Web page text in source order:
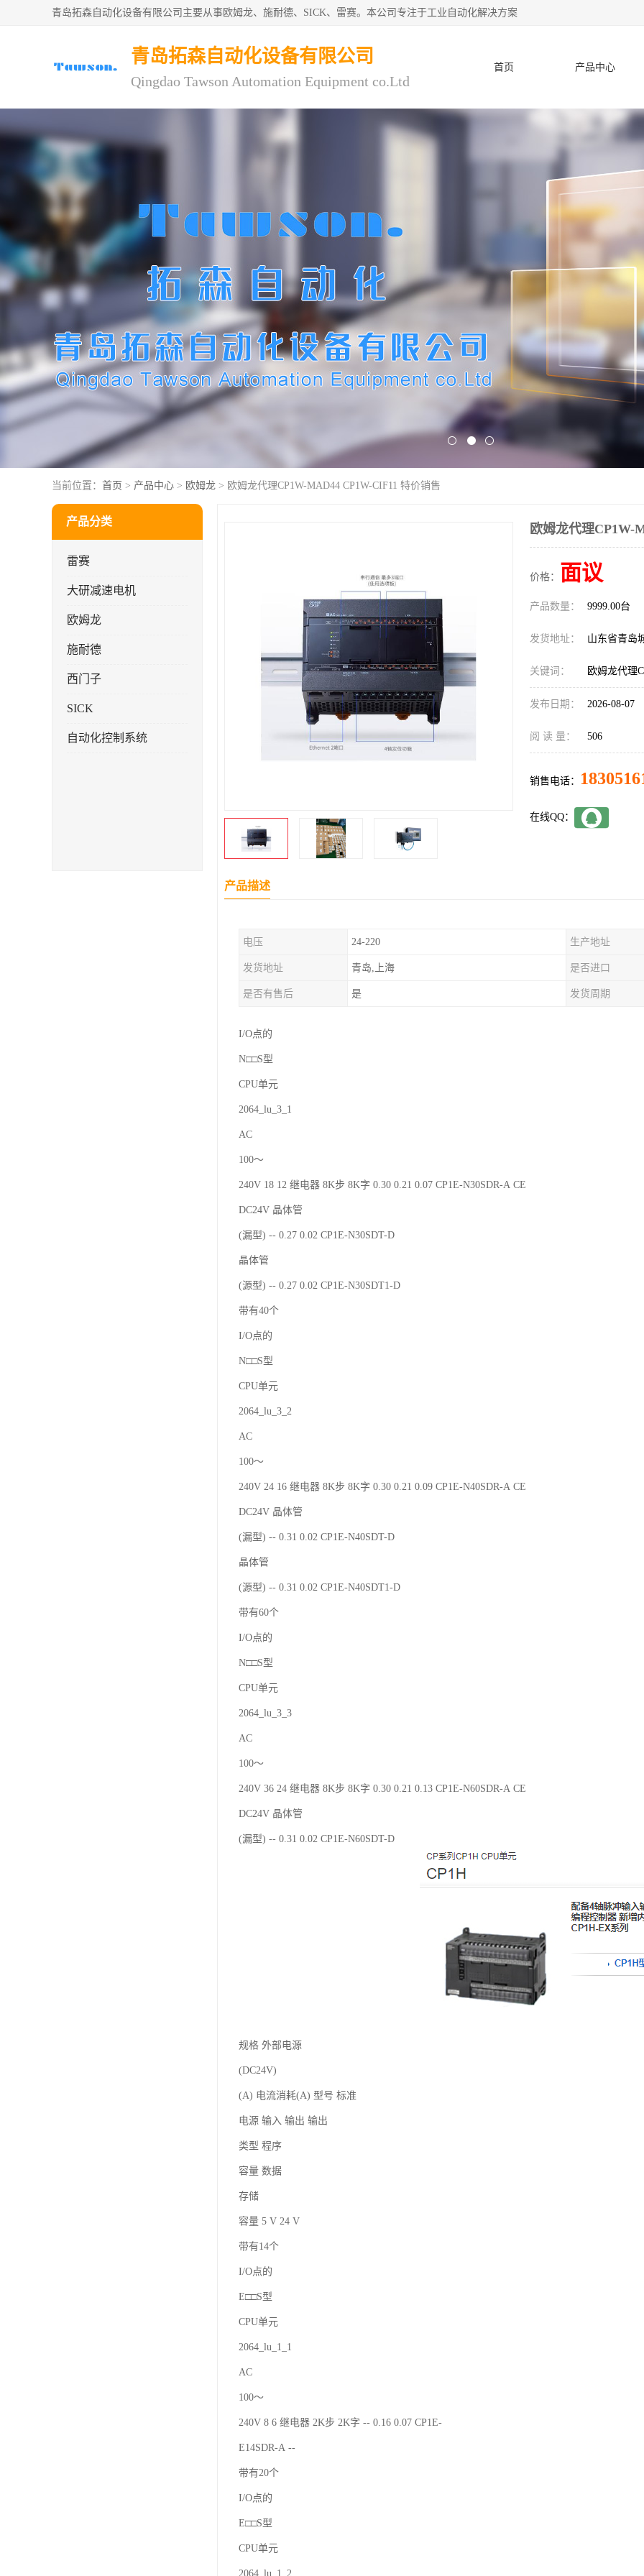
青岛拓森自动化设备有限公司主要从事欧姆龙、施耐德、SICK、雷赛。本公司专注于工业自动化解决方案
青岛拓森自动化设备有限公司
Qingdao Tawson Automation Equipment co.Ltd
首页 产品中心
当前位置： 首页 > 产品中心 > 欧姆龙 > 欧姆龙代理CP1W-MAD44 CP1W-CIF11 特价销售
产品分类
雷赛
大研减速电机
欧姆龙
施耐德
西门子
SICK
自动化控制系统
欧姆龙代理CP1W-
价格： 面议
产品数量： 9999.00台
发货地址： 山东省青岛
关键词： 欧姆龙代理
发布日期： 2026-08-07
阅 读 量： 506
销售电话：
在线QQ：
产品描述
电压 24-220 生产地址
发货地址 青岛,上海 是否进口
是否有售后 是 发货周期
I/O点的
N□□S型
CPU单元
2064_lu_3_1
AC
100～
240V 18 12 继电器 8K步 8K字 0.30 0.21 0.07 CP1E-N30SDR-A CE
DC24V 晶体管
(漏型) -- 0.27 0.02 CP1E-N30SDT-D
晶体管
(源型) -- 0.27 0.02 CP1E-N30SDT1-D
带有40个
I/O点的
N□□S型
CPU单元
2064_lu_3_2
AC
100～
240V 24 16 继电器 8K步 8K字 0.30 0.21 0.09 CP1E-N40SDR-A CE
DC24V 晶体管
(漏型) -- 0.31 0.02 CP1E-N40SDT-D
晶体管
(源型) -- 0.31 0.02 CP1E-N40SDT1-D
带有60个
I/O点的
N□□S型
CPU单元
2064_lu_3_3
AC
100～
240V 36 24 继电器 8K步 8K字 0.30 0.21 0.13 CP1E-N60SDR-A CE
DC24V 晶体管
(漏型) -- 0.31 0.02 CP1E-N60SDT-D
规格 外部电源
(DC24V)
(A) 电流消耗(A) 型号 标准
电源 输入 输出 输出
类型 程序
容量 数据
存储
容量 5 V 24 V
带有14个
I/O点的
E□□S型
CPU单元
2064_lu_1_1
AC
100～
240V 8 6 继电器 2K步 2K字 -- 0.16 0.07 CP1E-
E14SDR-A --
带有20个
I/O点的
E□□S型
CPU单元
2064_lu_1_2